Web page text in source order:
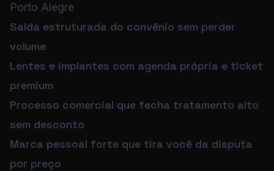
Porto Alegre
Saída estruturada do convênio sem perder
volume
Lentes e implantes com agenda própria e ticket
premium
Processo comercial que fecha tratamento alto
sem desconto
Marca pessoal forte que tira você da disputa
por preço